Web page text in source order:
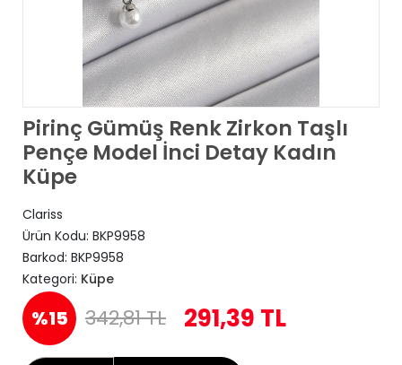
Pirinç Gümüş Renk Zirkon Taşlı
Pençe Model İnci Detay Kadın
Küpe
Clariss
Ürün Kodu: BKP9958
Barkod: BKP9958
Kategori: Küpe
%15 342,81 TL 291,39 TL